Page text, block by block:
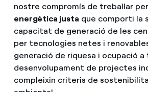
nostre compromís de treballar
energètica justa que comporti la
capacitat de generació de les
per tecnologies netes i
generació de riquesa i ocupació a
desenvolupament de projectes
compleixin criteris de